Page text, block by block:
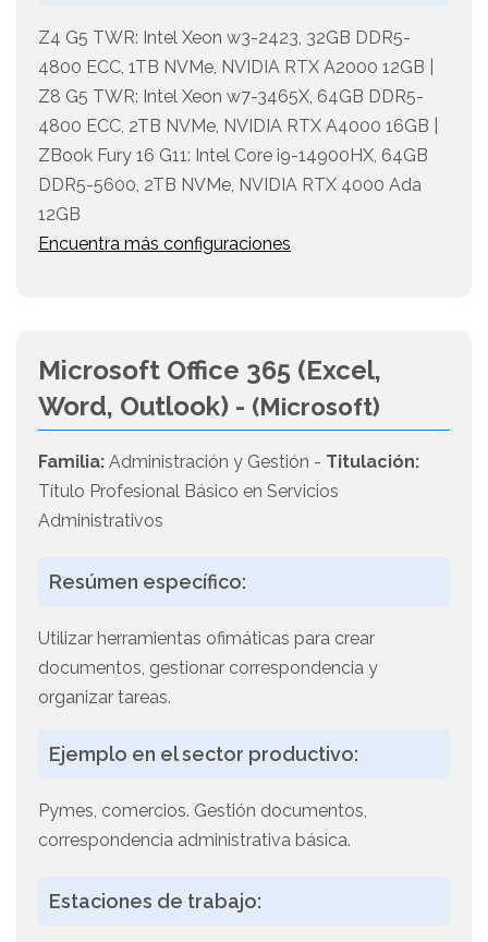
Z4 G5 TWR: Intel Xeon w3-2423, 32GB DDR5-
4800 ECC, 1TB NVMe, NVIDIA RTX A2000 12GB |
Z8 G5 TWR: Intel Xeon w7-3465X, 64GB DDR5-
4800 ECC, 2TB NVMe, NVIDIA RTX A4000 16GB |
ZBook Fury 16 G11: Intel Core i9-14900HX, 64GB
DDR5-5600, 2TB NVMe, NVIDIA RTX 4000 Ada
12GB
Encuentra más configuraciones
Microsoft Office 365 (Excel,
Word, Outlook) - (Microsoft)
Familia: Administración y Gestión - Titulación:
Título Profesional Básico en Servicios
Administrativos
Resúmen específico:
Utilizar herramientas ofimáticas para crear
documentos, gestionar correspondencia y
organizar tareas.
Ejemplo en el sector productivo:
Pymes, comercios. Gestión documentos,
correspondencia administrativa básica.
Estaciones de trabajo: